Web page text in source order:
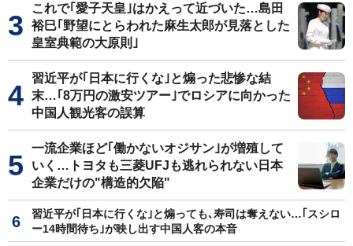
これで｢愛子天皇｣はかえって近づいた…島田
裕巳｢野望にとらわれた麻生太郎が見落とした
皇室典範の大原則｣
習近平が｢日本に行くな｣と煽った悲惨な結
末…｢8万円の激安ツアー｣でロシアに向かった
中国人観光客の誤算
一流企業ほど｢働かないオジサン｣が増殖して
いく…トヨタも三菱UFJも逃れられない日本
企業だけの"構造的欠陥"
習近平が｢日本に行くな｣と煽っても､寿司は奪えない…｢スシロ
ー14時間待ち｣が映し出す中国人客の本音